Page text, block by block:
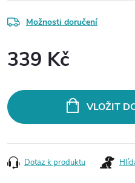
Možnosti doručení
339 Kč
VLOŽIT
Dotaz k produktu